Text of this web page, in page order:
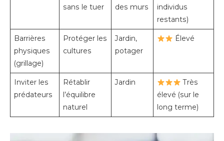
sans le tuer
des murs
individus
restants)
Barrières
physiques
(grillage)
Protéger les
cultures
Jardin,
potager
Élevé
Inviter les
prédateurs
Rétablir
l’équilibre
naturel
Jardin
Très
élevé (sur le
long terme)